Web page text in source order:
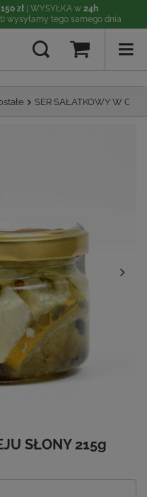
zł | WYSYŁKA w 24h
wysyłamy tego samego dnia
SER SAŁATKOWY W
SŁONY 215g